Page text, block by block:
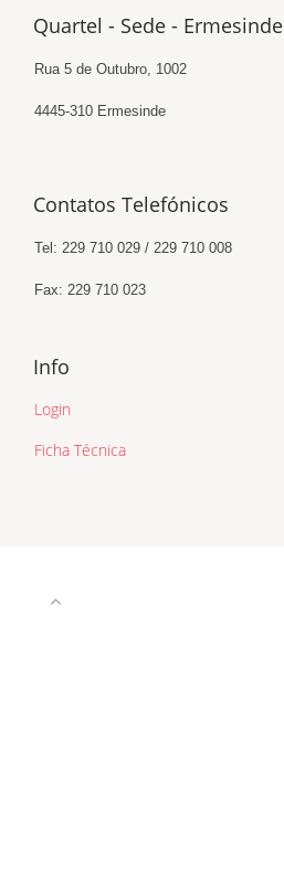
Quartel - Sede - Ermesinde
Rua 5 de Outubro, 1002
4445-310 Ermesinde
Contatos Telefónicos
Tel: 229 710 029 / 229 710 008
Fax: 229 710 023
Info
Login
Ficha Técnica